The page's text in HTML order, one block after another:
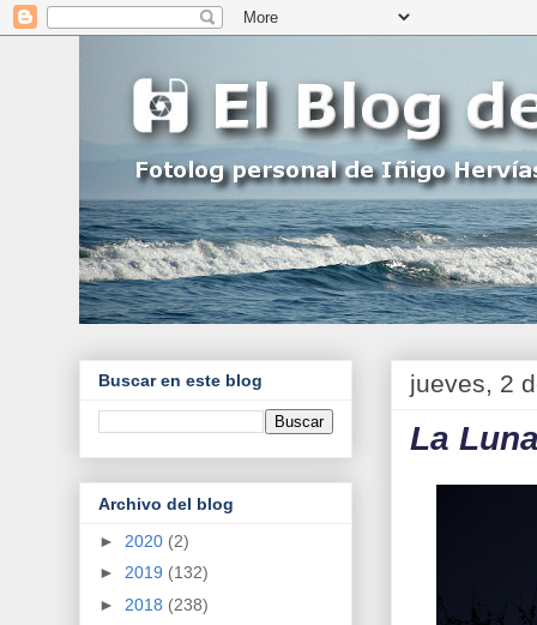
jueves, 2
La
Buscar en este blog
Archivo del blog
► 2020 (2)
► 2019 (132)
► 2018 (238)